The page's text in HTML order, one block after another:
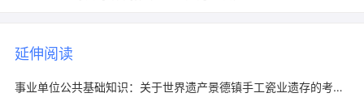
延伸阅读
事业单位公共基础知识：关于世界遗产景德镇手工瓷业遗存的考点梳理